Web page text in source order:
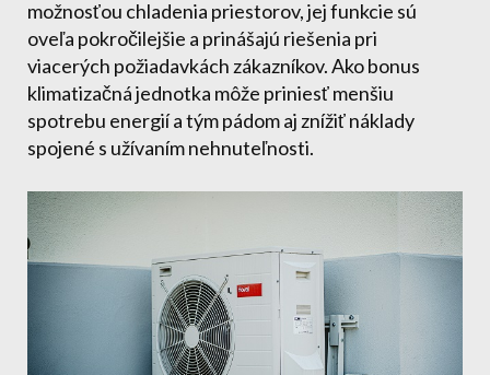
možnosťou chladenia priestorov, jej funkcie sú
oveľa pokročilejšie a prinášajú riešenia pri
viacerých požiadavkách zákazníkov. Ako bonus
klimatizačná jednotka môže priniesť menšiu
spotrebu energií a tým pádom aj znížiť náklady
spojené s užívaním nehnuteľnosti.